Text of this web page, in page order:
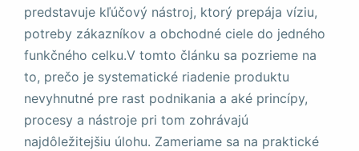
predstavuje kľúčový nástroj, ktorý prepája víziu,
potreby zákazníkov a obchodné ciele do jedného
funkčného celku.V tomto článku sa pozrieme na
to, prečo je systematické riadenie produktu
nevyhnutné pre rast podnikania a aké princípy,
procesy a nástroje pri tom zohrávajú
najdôležitejšiu úlohu. Zameriame sa na praktické